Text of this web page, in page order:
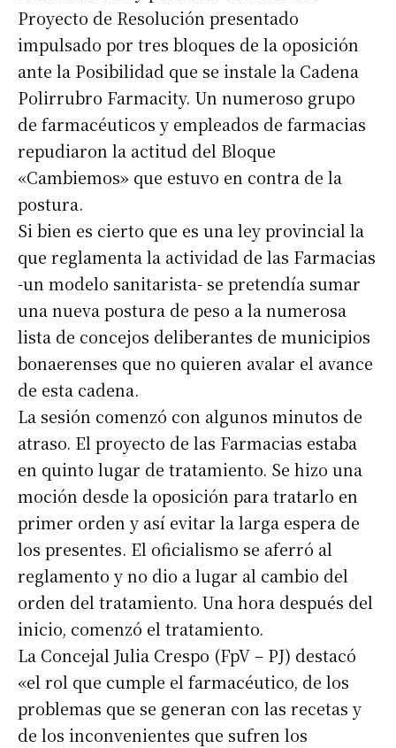
Proyecto de Resolución presentado
impulsado por tres bloques de la oposición
ante la Posibilidad que se instale la Cadena
Polirrubro Farmacity. Un numeroso grupo
de farmacéuticos y empleados de farmacias
repudiaron la actitud del Bloque
«Cambiemos» que estuvo en contra de la
postura.
Si bien es cierto que es una ley provincial la
que reglamenta la actividad de las Farmacias
-un modelo sanitarista- se pretendía sumar
una nueva postura de peso a la numerosa
lista de concejos deliberantes de municipios
bonaerenses que no quieren avalar el avance
de esta cadena.
La sesión comenzó con algunos minutos de
atraso. El proyecto de las Farmacias estaba
en quinto lugar de tratamiento. Se hizo una
moción desde la oposición para tratarlo en
primer orden y así evitar la larga espera de
los presentes. El oficialismo se aferró al
reglamento y no dio a lugar al cambio del
orden del tratamiento. Una hora después del
inicio, comenzó el tratamiento.
La Concejal Julia Crespo (FpV – PJ) destacó
«el rol que cumple el farmacéutico, de los
problemas que se generan con las recetas y
de los inconvenientes que sufren los